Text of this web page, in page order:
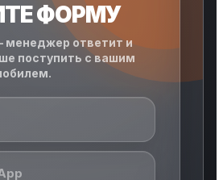
ФОРМУ
менеджер ответит и
поступить с вашим